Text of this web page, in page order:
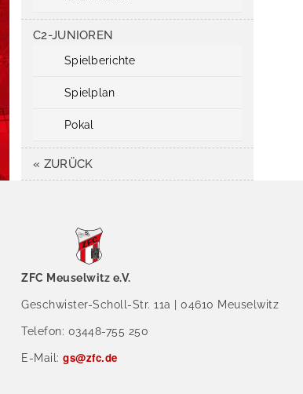
C2-JUNIOREN
Spielberichte
Spielplan
Pokal
« ZURÜCK
ZFC Meuselwitz e.V.
Geschwister-Scholl-Str. 11a | 04610 Meuselwitz
Telefon: 03448-755 250
E-Mail: gs@zfc.de